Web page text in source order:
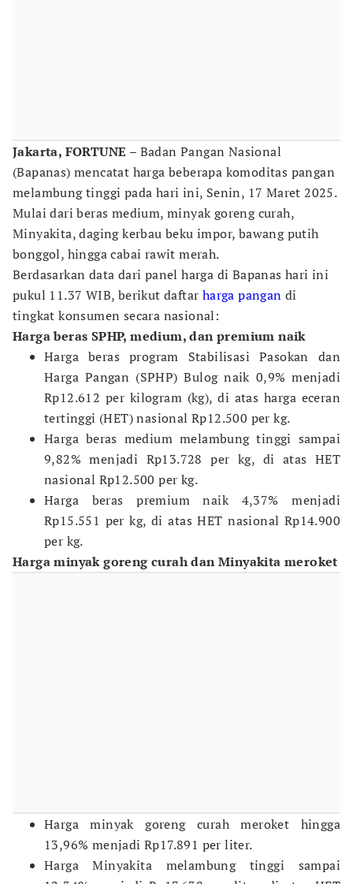
Jakarta, FORTUNE – Badan Pangan Nasional
(Bapanas) mencatat harga beberapa komoditas pangan
melambung tinggi pada hari ini, Senin, 17 Maret 2025.
Mulai dari beras medium, minyak goreng curah,
Minyakita, daging kerbau beku impor, bawang putih
bonggol, hingga cabai rawit merah.
Berdasarkan data dari panel harga di Bapanas hari ini
pukul 11.37 WIB, berikut daftar harga pangan di
tingkat konsumen secara nasional:
Harga beras SPHP, medium, dan premium naik
Harga beras program Stabilisasi Pasokan dan
Harga Pangan (SPHP) Bulog naik 0,9% menjadi
Rp12.612 per kilogram (kg), di atas harga eceran
tertinggi (HET) nasional Rp12.500 per kg.
Harga beras medium melambung tinggi sampai
9,82% menjadi Rp13.728 per kg, di atas HET
nasional Rp12.500 per kg.
Harga beras premium naik 4,37% menjadi
Rp15.551 per kg, di atas HET nasional Rp14.900
per kg.
Harga minyak goreng curah dan Minyakita meroket
Harga minyak goreng curah meroket hingga
13,96% menjadi Rp17.891 per liter.
Harga Minyakita melambung tinggi sampai